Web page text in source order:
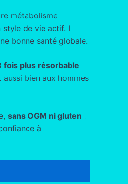
métabolisme
style de vie actif. Il
bonne santé globale.
fois plus résorbable
bien aux hommes
sans OGM ni gluten ,
à